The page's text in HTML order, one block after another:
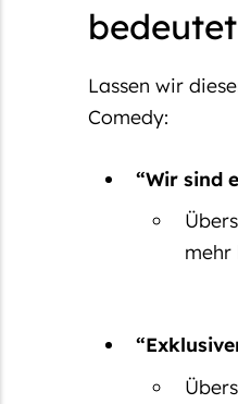
bedeutet
Lassen wir
Comedy:
“Wir sind
mehr